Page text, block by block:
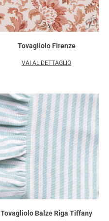
Tovagliolo Firenze
VAI AL DETTAGLIO
Tovagliolo Balze Riga Tiffany